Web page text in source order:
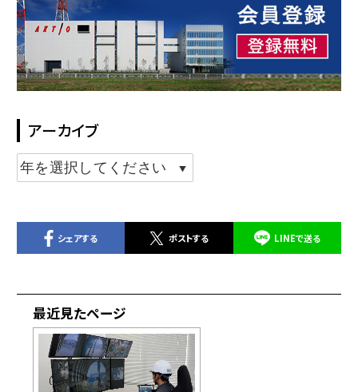
アーカイブ
シェアする ポストする LINEで送る
最近見たページ